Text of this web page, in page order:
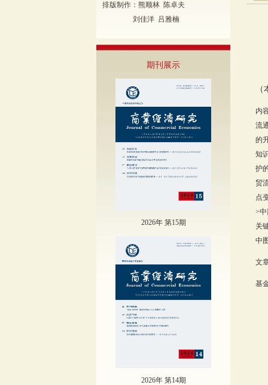
排版制作：熊顺林 陈卓夫
刘佳洋 吕雅楠
期刊展示
2026年 第15期
2026年 第14期
内
流
的
知
护
贸
点
>
关
中
文
基